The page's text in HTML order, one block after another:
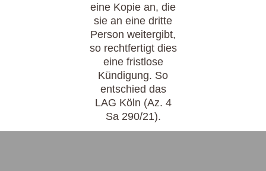
eine Kopie an, die
sie an eine dritte
Person weitergibt,
so rechtfertigt dies
eine fristlose
Kündigung. So
entschied das
LAG Köln (Az. 4
Sa 290/21).